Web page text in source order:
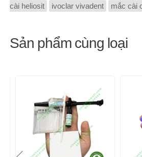
cài heliosit
ivoclar vivadent mắc cài
Sản phẩm cùng loại